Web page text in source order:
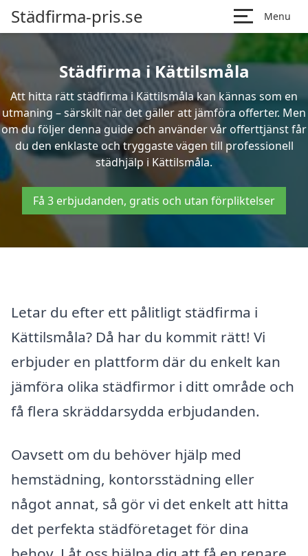
Städfirma-pris.se Menu
Städfirma i Kättilsmåla
Att hitta rätt städfirma i Kättilsmåla kan kännas som en
utmaning – särskilt när det gäller att jämföra offerter. Men
om du följer denna guide och använder vår offerttjänst får
du den enklaste och tryggaste vägen till professionell
städhjälp i Kättilsmåla.
Få 3 erbjudanden, gratis och utan förpliktelser
Letar du efter ett pålitligt städfirma i
Kättilsmåla? Då har du kommit rätt! Vi
erbjuder en plattform där du enkelt kan
jämföra olika städfirmor i ditt område och
få flera skräddarsydda erbjudanden.
Oavsett om du behöver hjälp med
hemstädning, kontorsstädning eller
något annat, så gör vi det enkelt att hitta
det perfekta städföretaget för dina